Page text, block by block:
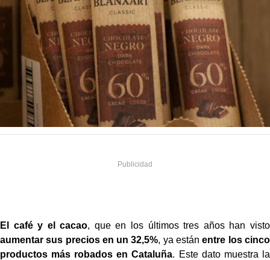
El café y el cacao, que en los últimos tres años han visto
aumentar sus precios en un 32,5%, ya estánentre los cinco
productos más robados en Cataluña. Este dato muestra la